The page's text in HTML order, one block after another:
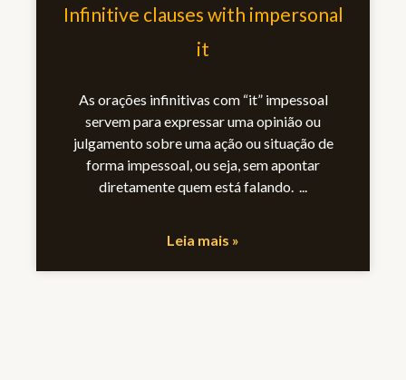
Infinitive clauses with impersonal
it
As orações infinitivas com “it” impessoal
servem para expressar uma opinião ou
julgamento sobre uma ação ou situação de
forma impessoal, ou seja, sem apontar
diretamente quem está falando.
Leia mais »